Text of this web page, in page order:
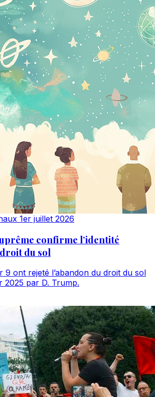
1er juillet 2026
confirme l’identité
du sol
9 ont rejeté l’abandon du droit du sol
2025 par D. Trump.